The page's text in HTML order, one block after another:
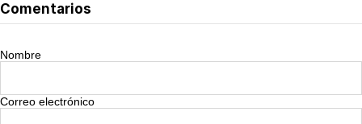
Comentarios
Nombre
Correo electrónico